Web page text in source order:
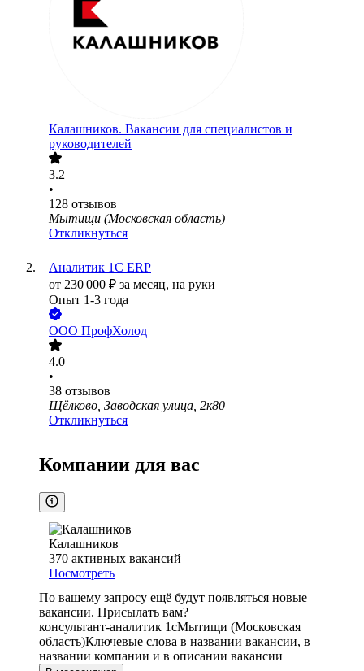
Калашников. Вакансии для специалистов и
руководителей
3.2
•
128 отзывов
Мытищи (Московская область)
Откликнуться
Аналитик 1С ERP
от 230 000 ₽ за месяц, на руки
Опыт 1-3 года
ООО ПрофХолод
4.0
•
38 отзывов
Щёлково, Заводская улица, 2к80
Откликнуться
Компании для вас
Калашников
370 активных вакансий
Посмотреть
По вашему запросу ещё будут появляться новые
вакансии. Присылать вам?
консультант-аналитик 1сМытищи (Московская
область)Ключевые слова в названии вакансии, в
названии компании и в описании вакансии